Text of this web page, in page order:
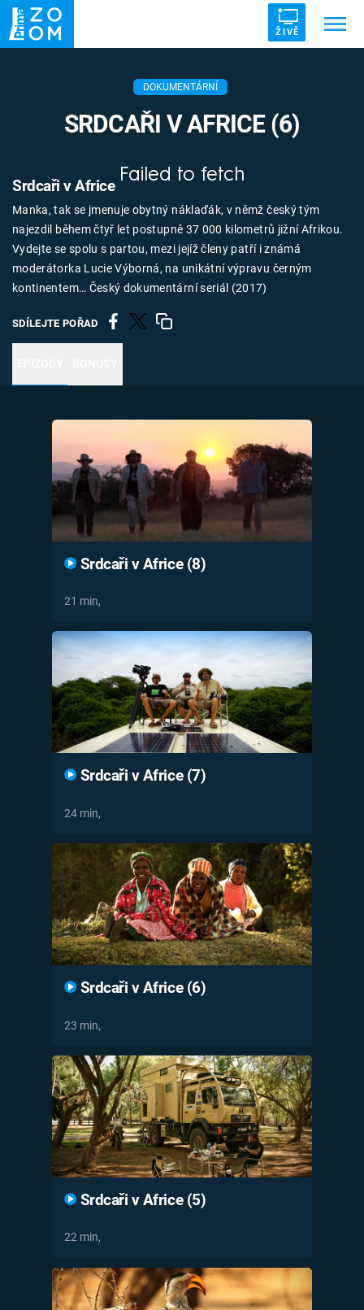
ŽIVĚ
UFO DRUHÁ SVĚTOVÁ VÁLKA
VETŘELCI DÁVNOVĚKU
Témata
Témata
TV Program
Časopis
Sledujte prima+
Přihlášení
Sledujte nás
DOKUMENTÁRNÍ
SRDCAŘI V AFRICE (6)
Failed to fetch
Manka, tak se jmenuje obytný náklaďák, v němž český tým
najezdil během čtyř let postupně 37 000 kilometrů jižní Afrikou.
Vydejte se spolu s partou, mezi jejíž členy patří i známá
moderátorka Lucie Výborná, na unikátní výpravu černým
kontinentem… Český dokumentární seriál (2017)
SDÍLEJTE POŘAD
Srdcaři v Africe
Srdcaři v Africe (8)
21 min,
Srdcaři v Africe (7)
24 min,
Srdcaři v Africe (6)
23 min,
Srdcaři v Africe (5)
22 min,